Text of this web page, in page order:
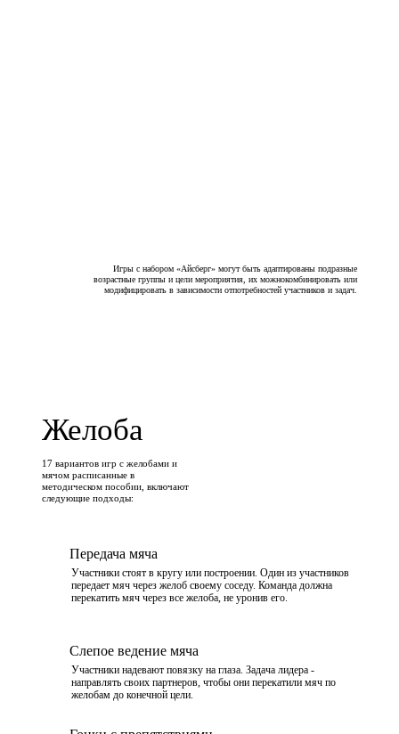
Игры с набором «Айсберг» могут быть адаптированы подразные
возрастные группы и цели мероприятия, их можнокомбинировать или
модифицировать в зависимости отпотребностей участников и задач.
Желоба
17 вариантов игр с желобами и
мячом расписанные в
методическом пособии, включают
следующие подходы:
Передача мяча
Слепое ведение мяча
Участники стоят в кругу или построении. Один из участников
передает мяч через желоб своему соседу. Команда должна
перекатить мяч через все желоба, не уронив его.
Участники надевают повязку на глаза. Задача лидера -
направлять своих партнеров, чтобы они перекатили мяч по
желобам до конечной цели.